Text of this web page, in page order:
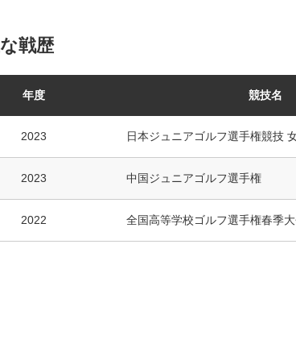
戦歴
年度 競技名
2023 日本ジュニアゴルフ選手権競技
2023 中国ジュニアゴルフ選手権
2022 全国高等学校ゴルフ選手権春季